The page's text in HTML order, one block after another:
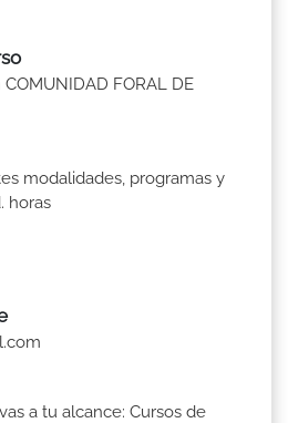
FORAL DE
modalidades, programas y
horas
a tu alcance: Cursos de